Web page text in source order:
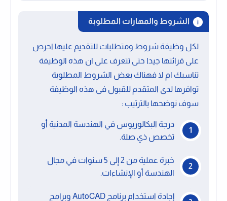
الشروط والمهارات المطلوبة
لكل وظيفة شروط ومتطلبات للتقديم عليها احرص
على قرائتها جيدا حتى تتعرف على ان هذه الوظيفة
تناسبك ام لا فهناك بعض الشروط المطلوبة
توافرها لدى المتقدم للقبول فى هذه الوظيفة
سوف نوضحها بالترتيب :
درجة البكالوريوس في الهندسة المدنية أو
تخصص ذي صلة.
خبرة عملية من 2 إلى 5 سنوات في مجال
الهندسة أو الإنشاءات.
إجادة استخدام برنامج AutoCAD وبرامج